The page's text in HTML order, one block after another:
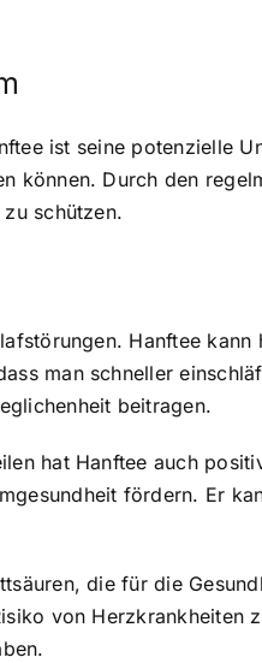
ist seine potenzielle
können. Durch den
schützen.
Hanftee kann
man schneller
beitragen.
hat Hanftee auch
fördern. Er
die für die
von